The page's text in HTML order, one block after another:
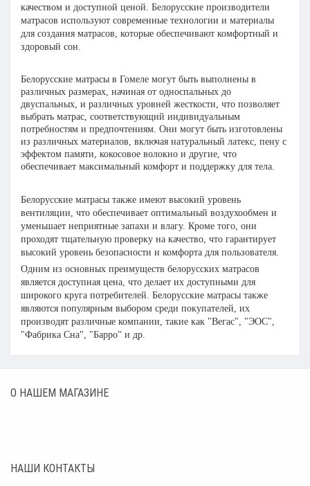
качеством и доступной ценой. Белорусские производители
матрасов используют современные технологии и материалы
для создания матрасов, которые обеспечивают комфортный и
здоровый сон.
Белорусские матрасы в Гомеле могут быть выполнены в
различных размерах, начиная от односпальных до
двуспальных, и различных уровней жесткости, что позволяет
выбрать матрас, соответствующий индивидуальным
потребностям и предпочтениям. Они могут быть изготовлены
из различных материалов, включая натуральный латекс, пену с
эффектом памяти, кокосовое волокно и другие, что
обеспечивает максимальный комфорт и поддержку для тела.
Белорусские матрасы также имеют высокий уровень
вентиляции, что обеспечивает оптимальный воздухообмен и
уменьшает неприятные запахи и влагу. Кроме того, они
проходят тщательную проверку на качество, что гарантирует
высокий уровень безопасности и комфорта для пользователя.
Одним из основных преимуществ белорусских матрасов
является доступная цена, что делает их доступными для
широкого круга потребителей. Белорусские матрасы также
являются популярным выбором среди покупателей, их
производят различные компании, такие как "Вегас", "ЭОС",
"Фабрика Сна", "Барро" и др.
О НАШЕМ МАГАЗИНЕ
НАШИ КОНТАКТЫ